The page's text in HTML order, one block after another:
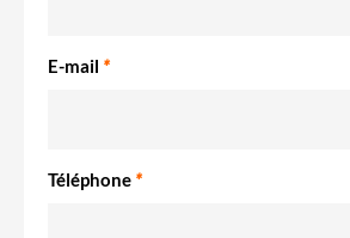
E-mail *
Téléphone *